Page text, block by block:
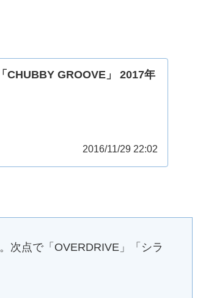
CHUBBY GROOVE」 2017年
2016/11/29 22:02
次点で「OVERDRIVE」「シラ